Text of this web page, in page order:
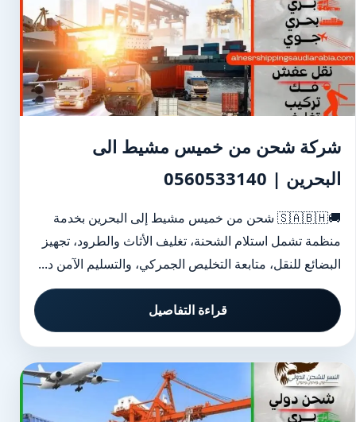
شركة شحن من خميس مشيط الى
البحرين | 0560533140
🚚🇸🇦🇧🇭 شحن من خميس مشيط إلى البحرين بخدمة
منظمة تشمل استلام الشحنة، تغليف الأثاث والطرود، تجهيز
البضائع للنقل، متابعة التخليص الجمركي، والتسليم الآمن د...
قراءة التفاصيل